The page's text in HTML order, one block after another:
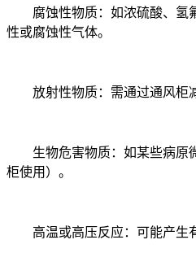
腐蚀性物质：如浓硫酸、氢
性或腐蚀性气体。
放射性物质：需通过通风柜减
生物危害物质：如某些病原
柜使用）。
高温或高压反应：可能产生有